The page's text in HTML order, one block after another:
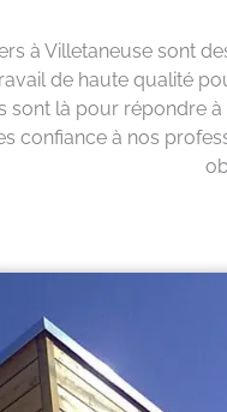
à Villetaneuse sont
de haute qualité
sont là pour répondre
confiance à nos